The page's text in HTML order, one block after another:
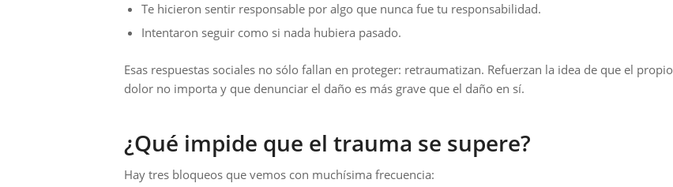
Te hicieron sentir responsable por algo que nunca fue tu responsabilidad.
Intentaron seguir como si nada hubiera pasado.
Esas respuestas sociales no sólo fallan en proteger: retraumatizan. Refuerzan la idea de que el propio
dolor no importa y que denunciar el daño es más grave que el daño en sí.
¿Qué impide que el trauma se supere?
Hay tres bloqueos que vemos con muchísima frecuencia: